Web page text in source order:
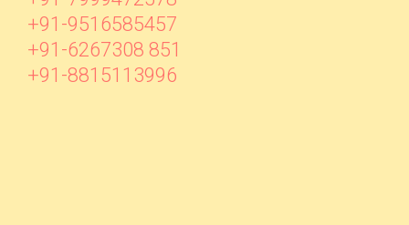
+91-9516585457
+91-6267308 851
+91-8815113996